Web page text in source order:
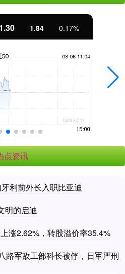
1.84 0.17%
点资讯
利前外长入职比亚迪
明的启迪
涨2.62%，转股溢价率35.4%
路军敌工部科长被俘，日军严刑